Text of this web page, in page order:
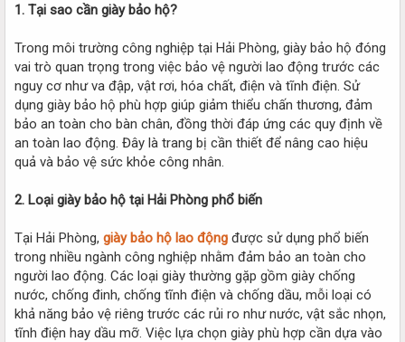
1. Tại sao cần giày bảo hộ?
Trong môi trường công nghiệp tại Hải Phòng, giày bảo hộ đóng
vai trò quan trọng trong việc bảo vệ người lao động trước các
nguy cơ như va đập, vật rơi, hóa chất, điện và tĩnh điện. Sử
dụng giày bảo hộ phù hợp giúp giảm thiểu chấn thương, đảm
bảo an toàn cho bàn chân, đồng thời đáp ứng các quy định về
an toàn lao động. Đây là trang bị cần thiết để nâng cao hiệu
quả và bảo vệ sức khỏe công nhân.
2. Loại giày bảo hộ tại Hải Phòng phổ biến
Tại Hải Phòng, giày bảo hộ lao động được sử dụng phổ biến
trong nhiều ngành công nghiệp nhằm đảm bảo an toàn cho
người lao động. Các loại giày thường gặp gồm giày chống
nước, chống đinh, chống tĩnh điện và chống dầu, mỗi loại có
khả năng bảo vệ riêng trước các rủi ro như nước, vật sắc nhọn,
tĩnh điện hay dầu mỡ. Việc lựa chọn giày phù hợp cần dựa vào